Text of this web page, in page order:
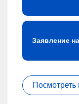
Заявление
Посмотреть